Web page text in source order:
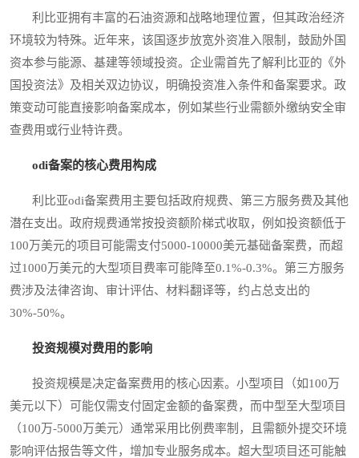
利比亚拥有丰富的石油资源和战略地理位置，但其政治经济
环境较为特殊。近年来，该国逐步放宽外资准入限制，鼓励外国
资本参与能源、基建等领域投资。企业需首先了解利比亚的《外
国投资法》及相关双边协议，明确投资准入条件和备案要求。政
策变动可能直接影响备案成本，例如某些行业需额外缴纳安全审
查费用或行业特许费。
odi备案的核心费用构成
利比亚odi备案费用主要包括政府规费、第三方服务费及其他
潜在支出。政府规费通常按投资额阶梯式收取，例如投资额低于
100万美元的项目可能需支付5000-10000美元基础备案费，而超
过1000万美元的大型项目费率可能降至0.1%-0.3%。第三方服务
费涉及法律咨询、审计评估、材料翻译等，约占总支出的
30%-50%。
投资规模对费用的影响
投资规模是决定备案费用的核心因素。小型项目（如100万
美元以下）可能仅需支付固定金额的备案费，而中型至大型项目
（100万-5000万美元）通常采用比例费率制，且需额外提交环境
影响评估报告等文件，增加专业服务成本。超大型项目还可能触